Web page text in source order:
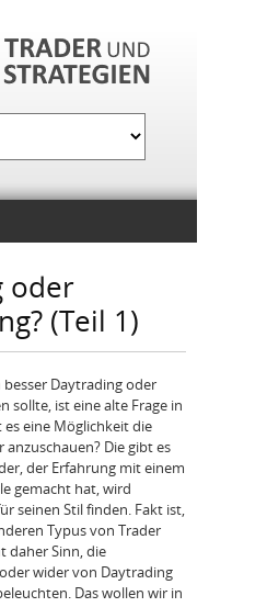
oder
(Teil 1)
Daytrading oder
sollte, ist eine alte Frage in
es eine Möglichkeit die
Die gibt es
der Erfahrung mit einem
gemacht hat, wird
seinen Stil finden. Fakt ist,
Typus von Trader
daher Sinn, die
wider von Daytrading
Das wollen wir in